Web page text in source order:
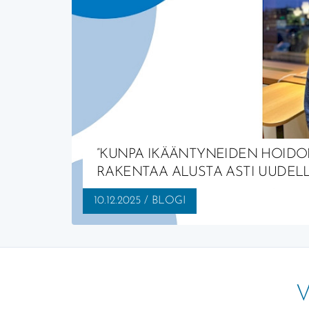
”KUNPA IKÄÄNTYNEIDEN
RAKENTAA ALUSTA ASTI
JULKAISTU:
10.12.2025 / AIHEALUE:
BLOGI